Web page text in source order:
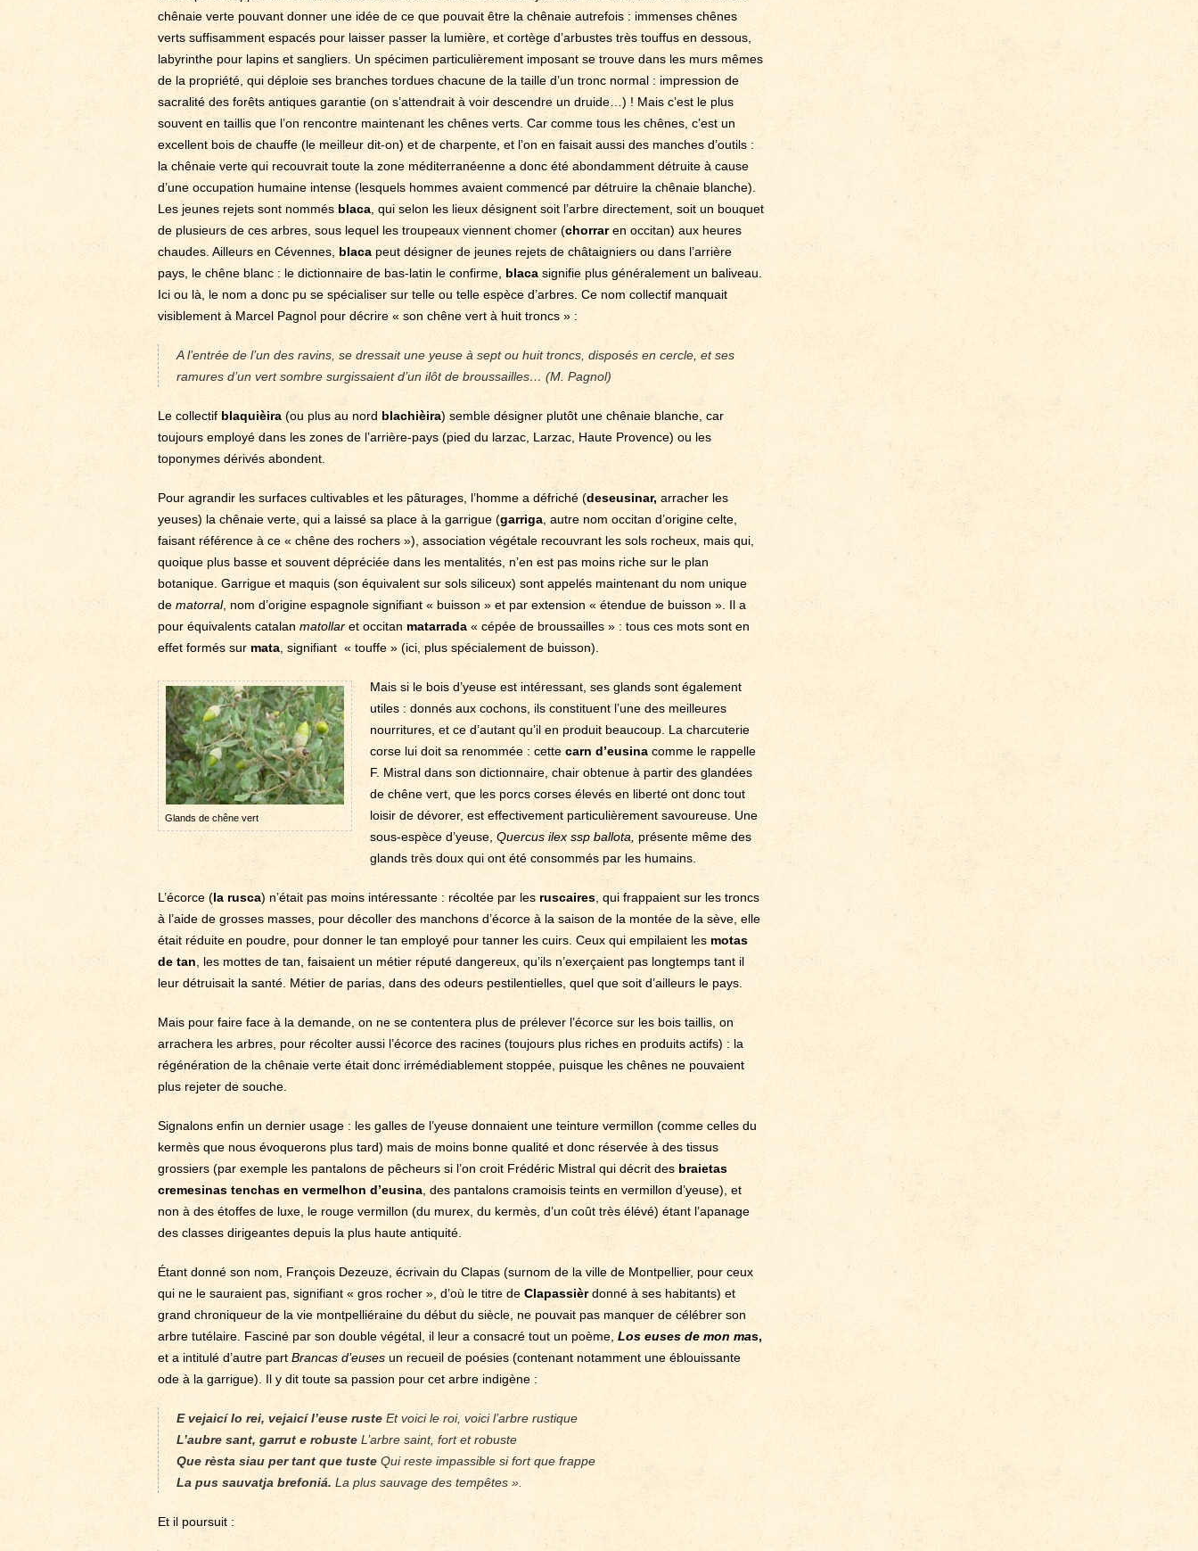
chênaie verte pouvant donner une idée de ce que pouvait être la chênaie autrefois : immenses chênes
verts suffisamment espacés pour laisser passer la lumière, et cortège d’arbustes très touffus en dessous,
labyrinthe pour lapins et sangliers. Un spécimen particulièrement imposant se trouve dans les murs mêmes
de la propriété, qui déploie ses branches tordues chacune de la taille d’un tronc normal : impression de
sacralité des forêts antiques garantie (on s’attendrait à voir descendre un druide…) ! Mais c’est le plus
souvent en taillis que l’on rencontre maintenant les chênes verts. Car comme tous les chênes, c’est un
excellent bois de chauffe (le meilleur dit-on) et de charpente, et l’on en faisait aussi des manches d’outils :
la chênaie verte qui recouvrait toute la zone méditerranéenne a donc été abondamment détruite à cause
d’une occupation humaine intense (lesquels hommes avaient commencé par détruire la chênaie blanche).
Les jeunes rejets sont nommés blaca , qui selon les lieux désignent soit l’arbre directement, soit un bouquet
de plusieurs de ces arbres, sous lequel les troupeaux viennent chomer (chorraren occitan) aux heures
chaudes. Ailleurs en Cévennes, blaca peut désigner de jeunes rejets de châtaigniers ou dans l’arrière
pays, le chêne blanc : le dictionnaire de bas-latin le confirme, blaca signifie plus généralement un baliveau.
Ici ou là, le nom a donc pu se spécialiser sur telle ou telle espèce d’arbres. Ce nom collectif manquait
visiblement à Marcel Pagnol pour décrire « son chêne vert à huit troncs » :
A l’entrée de l’un des ravins, se dressait une yeuse à sept ou huit troncs, disposés en cercle, et ses
ramures d’un vert sombre surgissaient d’un ilôt de broussailles… (M. Pagnol)
Le collectif blaquièira (ou plus au nord blachièira) semble désigner plutôt une chênaie blanche, car
toujours employé dans les zones de l’arrière-pays (pied du larzac, Larzac, Haute Provence) ou les
toponymes dérivés abondent.
Pour agrandir les surfaces cultivables et les pâturages, l’homme a défriché (deseusinar, arracher les
yeuses) la chênaie verte, qui a laissé sa place à la garrigue (garriga , autre nom occitan d’origine celte,
faisant référence à ce « chêne des rochers »), association végétale recouvrant les sols rocheux, mais qui,
quoique plus basse et souvent dépréciée dans les mentalités, n’en est pas moins riche sur le plan
botanique. Garrigue et maquis (son équivalent sur sols siliceux) sont appelés maintenant du nom unique
de matorral, nom d’origine espagnole signifiant « buisson » et par extension « étendue de buisson ». Il a
pour équivalents catalan matollar et occitan matarrada « cépée de broussailles » : tous ces mots sont en
effet formés sur mata , signifiant « touffe » (ici, plus spécialement de buisson).
Glands de chêne vert
Mais si le bois d’yeuse est intéressant, ses glands sont également
utiles : donnés aux cochons, ils constituent l’une des meilleures
nourritures, et ce d’autant qu’il en produit beaucoup. La charcuterie
corse lui doit sa renommée : cette carn d’eusina comme le rappelle
F. Mistral dans son dictionnaire, chair obtenue à partir des glandées
de chêne vert, que les porcs corses élevés en liberté ont donc tout
loisir de dévorer, est effectivement particulièrement savoureuse. Une
sous-espèce d’yeuse, Quercus ilex ssp ballota, présente même des
glands très doux qui ont été consommés par les humains.
L’écorce (la rusca) n’était pas moins intéressante : récoltée par les ruscaires , qui frappaient sur les troncs
à l’aide de grosses masses, pour décoller des manchons d’écorce à la saison de la montée de la sève, elle
était réduite en poudre, pour donner le tan employé pour tanner les cuirs. Ceux qui empilaient les motas
de tan , les mottes de tan, faisaient un métier réputé dangereux, qu’ils n’exerçaient pas longtemps tant il
leur détruisait la santé. Métier de parias, dans des odeurs pestilentielles, quel que soit d’ailleurs le pays.
Mais pour faire face à la demande, on ne se contentera plus de prélever l’écorce sur les bois taillis, on
arrachera les arbres, pour récolter aussi l’écorce des racines (toujours plus riches en produits actifs) : la
régénération de la chênaie verte était donc irrémédiablement stoppée, puisque les chênes ne pouvaient
plus rejeter de souche.
Signalons enfin un dernier usage : les galles de l’yeuse donnaient une teinture vermillon (comme celles du
kermès que nous évoquerons plus tard) mais de moins bonne qualité et donc réservée à des tissus
grossiers (par exemple les pantalons de pêcheurs si l’on croit Frédéric Mistral qui décrit des braietas
cremesinas tenchas en vermelhon d’eusina , des pantalons cramoisis teints en vermillon d’yeuse), et
non à des étoffes de luxe, le rouge vermillon (du murex, du kermès, d’un coût très élévé) étant l’apanage
des classes dirigeantes depuis la plus haute antiquité.
Étant donné son nom, François Dezeuze, écrivain du Clapas (surnom de la ville de Montpellier, pour ceux
qui ne le sauraient pas, signifiant « gros rocher », d’où le titre de Clapassièrdonné à ses habitants) et
grand chroniqueur de la vie montpelliéraine du début du siècle, ne pouvait pas manquer de célébrer son
arbre tutélaire. Fasciné par son double végétal, il leur a consacré tout un poème, Los euses de mon mas,
et a intitulé d’autre part Brancas d’euses un recueil de poésies (contenant notamment une éblouissante
ode à la garrigue). Il y dit toute sa passion pour cet arbre indigène :
E vejaicí lo rei, vejaicí l’euse ruste Et voici le roi, voici l’arbre rustique
L’aubre sant, garrut e robuste L’arbre saint, fort et robuste
Que rèsta siau per tant que tuste Qui reste impassible si fort que frappe
La pus sauvatja brefoniá. La plus sauvage des tempêtes »
Et il poursuit :